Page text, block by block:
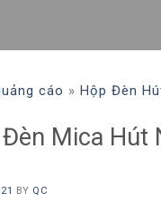
cáo » Hộp Đèn
Mica Hút
BY QC